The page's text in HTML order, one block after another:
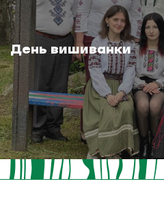
День вишиванки